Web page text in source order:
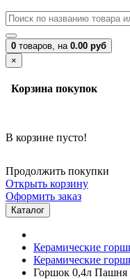
0 товаров, на 0.00 руб
×
Корзина покупок
В корзине пусто!
Продолжить покупки
Открыть корзину
Оформить заказ
Каталог
Керамические
Керамические
Горшок 0,4л Пашня